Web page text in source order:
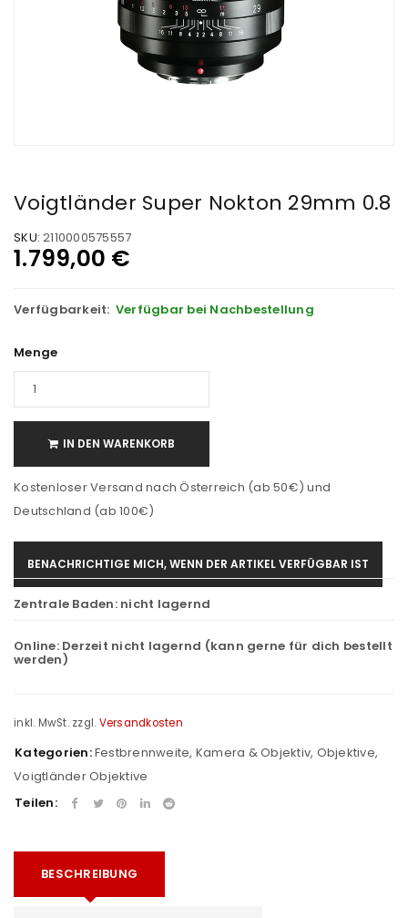
Voigtländer Super Nokton 29mm 0.8
SKU: 2110000575557
1.799,00 €
Verfügbarkeit: Verfügbar bei Nachbestellung
Menge
IN DEN WARENKORB
Kostenloser Versand nach Österreich (ab 50€) und
Deutschland (ab 100€)
BENACHRICHTIGE MICH, WENN DER ARTIKEL VERFÜGBAR IST
Zentrale Baden: nicht lagernd
Online: Derzeit nicht lagernd (kann gerne für dich bestellt
werden)
inkl. MwSt. zzgl. Versandkosten
Kategorien:Festbrennweite, Kamera & Objektiv, Objektive,
Voigtländer Objektive
Teilen:
BESCHREIBUNG